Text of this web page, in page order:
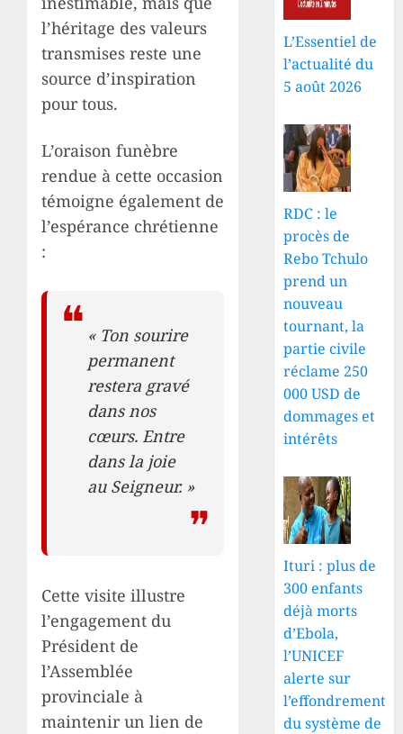
l’héritage des valeurs
transmises reste une
source d’inspiration
pour tous.
L’oraison funèbre
rendue à cette occasion
témoigne également de
l’espérance chrétienne
:
« Ton sourire
permanent
restera gravé
dans nos
cœurs. Entre
dans la joie
au Seigneur. »
Cette visite illustre
l’engagement du
Président de
l’Assemblée
provinciale à
maintenir un lien de
L’Essentiel de
l’actualité du
5 août 2026
RDC : le
procès de
Rebo Tchulo
prend un
nouveau
tournant, la
partie civile
réclame 250
000 USD de
dommages et
intérêts
Ituri : plus de
300 enfants
déjà morts
d’Ebola,
l’UNICEF
alerte sur
l’effondrement
du système de